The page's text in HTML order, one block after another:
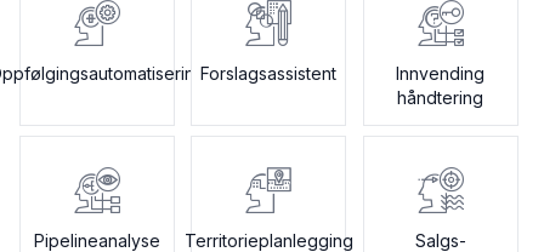
Forslagsassistent
Innvending
håndtering
Pipelineanalyse Territorieplanlegging
Salgs-